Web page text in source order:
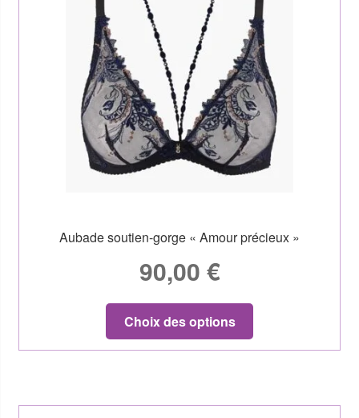
Aubade soutien-gorge « Amour précieux »
90,00 €
Choix des options